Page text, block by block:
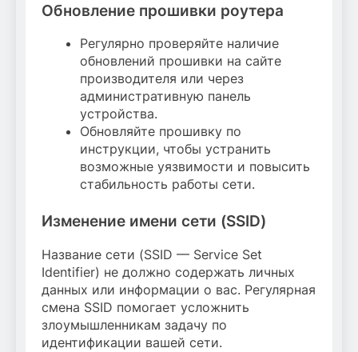
Обновление прошивки роутера
Регулярно проверяйте наличие
обновлений прошивки на сайте
производителя или через
административную панель
устройства.
Обновляйте прошивку по
инструкции, чтобы устранить
возможные уязвимости и повысить
стабильность работы сети.
Изменение имени сети (SSID)
Название сети (SSID — Service Set
Identifier) не должно содержать личных
данных или информации о вас. Регулярная
смена SSID помогает усложнить
злоумышленникам задачу по
идентификации вашей сети.